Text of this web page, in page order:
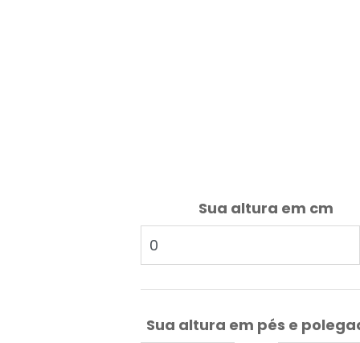
Sua altura em cm
Sua altura em pés e